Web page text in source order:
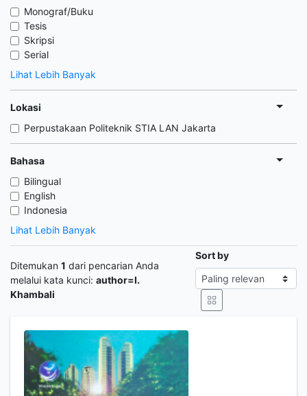
Monograf/Buku
Tesis
Skripsi
Serial
Lihat Lebih Banyak
Lokasi
Perpustakaan Politeknik STIA LAN Jakarta
Bahasa
Bilingual
English
Indonesia
Lihat Lebih Banyak
Ditemukan 1 dari pencarian Anda
melalui kata kunci: author=I.
Khambali
Sort by